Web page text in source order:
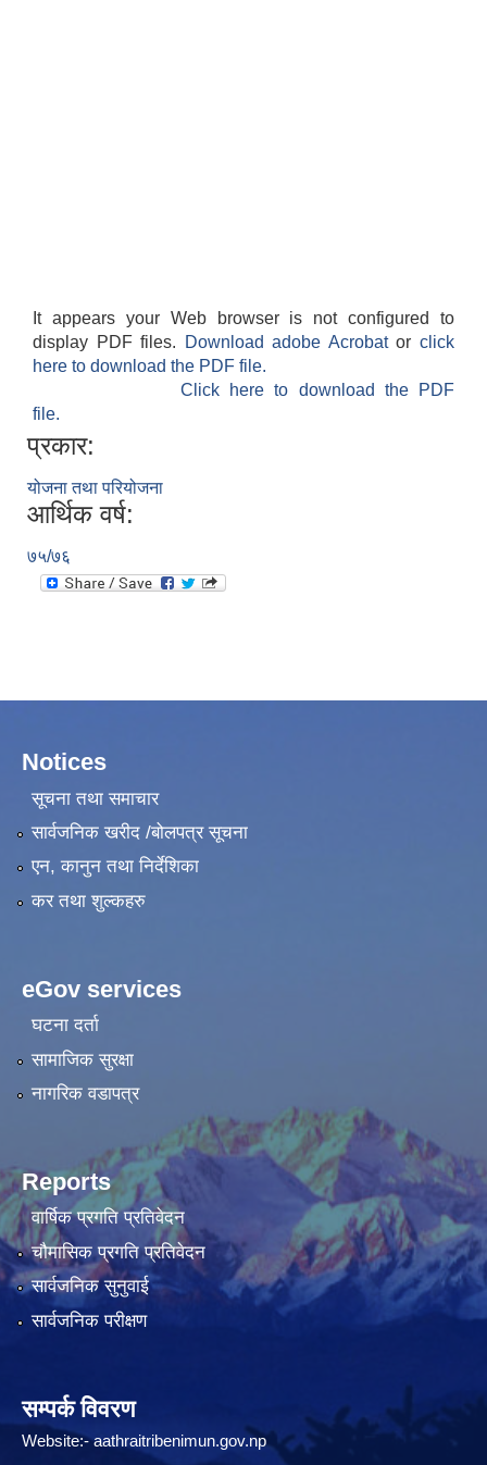
It appears your Web browser is not configured to
display PDF files.
Download adobe Acrobatorclick
here to download the PDF file.
Click here to download the PDF
file.
प्रकार:
योजना तथा परियोजना
आर्थिक वर्ष:
७५/७६
Notices
सूचना तथा समाचार
सार्वजनिक खरीद /बोलपत्र सूचना
एन, कानुन तथा निर्देशिका
कर तथा शुल्कहरु
eGov services
घटना दर्ता
सामाजिक सुरक्षा
नागरिक वडापत्र
Reports
वार्षिक प्रगति प्रतिवेदन
चौमासिक प्रगति प्रतिवेदन
सार्वजनिक सुनुवाई
सार्वजनिक परीक्षण
सम्पर्क विवरण
Website:-aathraitribenimun.gov.np